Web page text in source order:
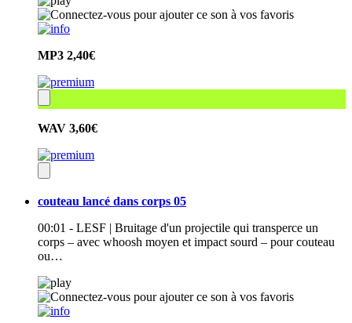
MP3 2,40€
WAV 3,60€
couteau lancé dans corps 05
00:01 - LESF | Bruitage d'un projectile qui transperce un
corps – avec whoosh moyen et impact sourd – pour couteau
ou…